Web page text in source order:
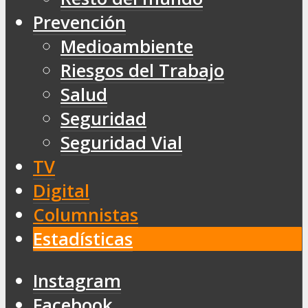
Prevención
Medioambiente
Riesgos del Trabajo
Salud
Seguridad
Seguridad Vial
TV
Digital
Columnistas
Estadísticas
Instagram